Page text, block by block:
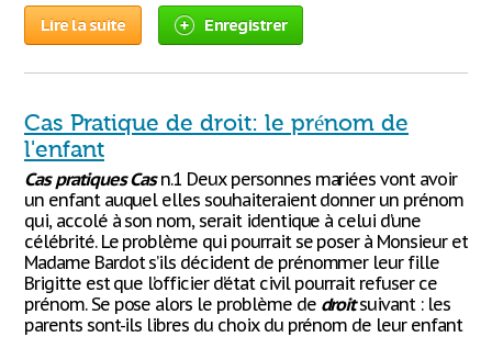
Lire la suite Enregistrer
Cas Pratique de droit: le prénom de
l'enfant
Cas pratiques Casn.1 Deux personnes mariées vont avoir
un enfant auquel elles souhaiteraient donner un prénom
qui, accolé à son nom, serait identique à celui d’une
célébrité. Le problème qui pourrait se poser à Monsieur et
Madame Bardot s’ils décident de prénommer leur fille
Brigitte est que l’officier d’état civil pourrait refuser ce
prénom. Se pose alors le problème de droitsuivant : les
parents sont-ils libres du choix du prénom de leur enfant